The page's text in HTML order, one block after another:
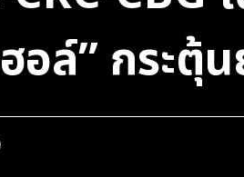
อล์” กระตุ้